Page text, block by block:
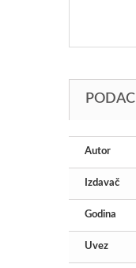
PODACI
Autor
Izdavač
Godina
Uvez